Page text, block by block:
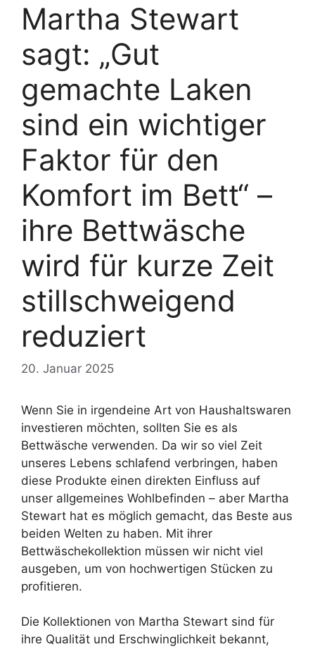
Martha Stewart
sagt: „Gut
gemachte Laken
sind ein wichtiger
Faktor für den
Komfort im Bett“ –
ihre Bettwäsche
wird für kurze Zeit
stillschweigend
reduziert
20. Januar 2025
Wenn Sie in irgendeine Art von Haushaltswaren
investieren möchten, sollten Sie es als
Bettwäsche verwenden. Da wir so viel Zeit
unseres Lebens schlafend verbringen, haben
diese Produkte einen direkten Einfluss auf
unser allgemeines Wohlbefinden – aber Martha
Stewart hat es möglich gemacht, das Beste aus
beiden Welten zu haben. Mit ihrer
Bettwäschekollektion müssen wir nicht viel
ausgeben, um von hochwertigen Stücken zu
profitieren.
Die Kollektionen von Martha Stewart sind für
ihre Qualität und Erschwinglichkeit bekannt,